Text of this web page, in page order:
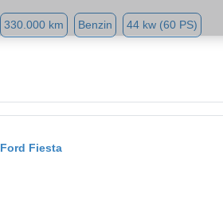
330.000 km Benzin 44 kw (60 PS)
Ford Fiesta